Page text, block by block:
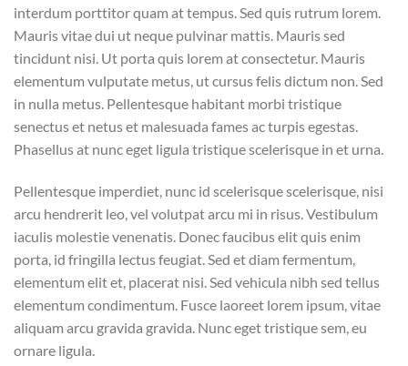
interdum porttitor quam at tempus. Sed quis rutrum lorem.
Mauris vitae dui ut neque pulvinar mattis. Mauris sed
tincidunt nisi. Ut porta quis lorem at consectetur. Mauris
elementum vulputate metus, ut cursus felis dictum non. Sed
in nulla metus. Pellentesque habitant morbi tristique
senectus et netus et malesuada fames ac turpis egestas.
Phasellus at nunc eget ligula tristique scelerisque in et urna.
Pellentesque imperdiet, nunc id scelerisque scelerisque, nisi
arcu hendrerit leo, vel volutpat arcu mi in risus. Vestibulum
iaculis molestie venenatis. Donec faucibus elit quis enim
porta, id fringilla lectus feugiat. Sed et diam fermentum,
elementum elit et, placerat nisi. Sed vehicula nibh sed tellus
elementum condimentum. Fusce laoreet lorem ipsum, vitae
aliquam arcu gravida gravida. Nunc eget tristique sem, eu
ornare ligula.